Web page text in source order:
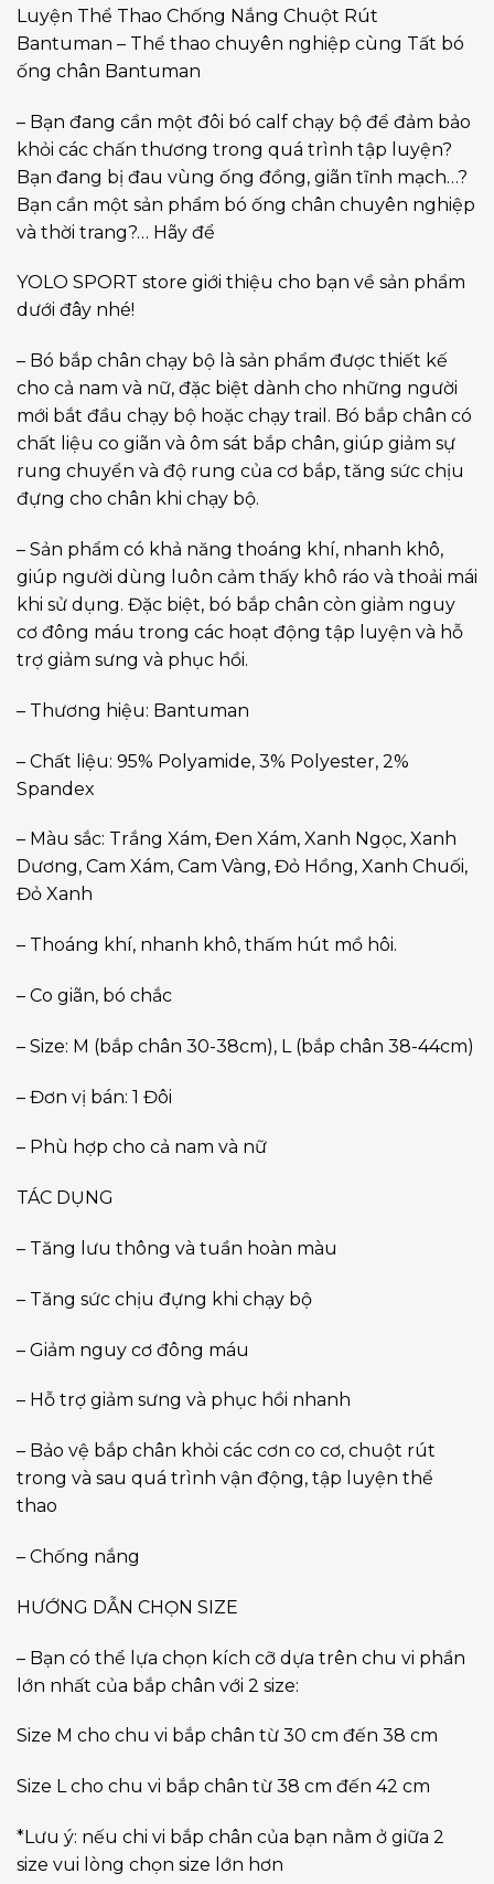
Luyện Thể Thao Chống Nắng Chuột Rút
Bantuman – Thể thao chuyên nghiệp cùng Tất bó
ống chân Bantuman
– Bạn đang cần một đôi bó calf chạy bộ để đảm bảo
khỏi các chấn thương trong quá trình tập luyện?
Bạn đang bị đau vùng ống đồng, giãn tĩnh mạch…?
Bạn cần một sản phẩm bó ống chân chuyên nghiệp
và thời trang?… Hãy để
YOLO SPORT store giới thiệu cho bạn về sản phẩm
dưới đây nhé!
– Bó bắp chân chạy bộ là sản phẩm được thiết kế
cho cả nam và nữ, đặc biệt dành cho những người
mới bắt đầu chạy bộ hoặc chạy trail. Bó bắp chân có
chất liệu co giãn và ôm sát bắp chân, giúp giảm sự
rung chuyển và độ rung của cơ bắp, tăng sức chịu
đựng cho chân khi chạy bộ.
– Sản phẩm có khả năng thoáng khí, nhanh khô,
giúp người dùng luôn cảm thấy khô ráo và thoải mái
khi sử dụng. Đặc biệt, bó bắp chân còn giảm nguy
cơ đông máu trong các hoạt động tập luyện và hỗ
trợ giảm sưng và phục hồi.
– Thương hiệu: Bantuman
– Chất liệu: 95% Polyamide, 3% Polyester, 2%
Spandex
– Màu sắc: Trắng Xám, Đen Xám, Xanh Ngọc, Xanh
Dương, Cam Xám, Cam Vàng, Đỏ Hồng, Xanh Chuối,
Đỏ Xanh
– Thoáng khí, nhanh khô, thấm hút mồ hôi.
– Co giãn, bó chắc
– Size: M (bắp chân 30-38cm), L (bắp chân 38-44cm)
– Đơn vị bán: 1 Đôi
– Phù hợp cho cả nam và nữ
TÁC DỤNG
– Tăng lưu thông và tuần hoàn màu
– Tăng sức chịu đựng khi chạy bộ
– Giảm nguy cơ đông máu
– Hỗ trợ giảm sưng và phục hồi nhanh
– Bảo vệ bắp chân khỏi các cơn co cơ, chuột rút
trong và sau quá trình vận động, tập luyện thể
thao
– Chống nắng
HƯỚNG DẪN CHỌN SIZE
– Bạn có thể lựa chọn kích cỡ dựa trên chu vi phần
lớn nhất của bắp chân với 2 size:
Size M cho chu vi bắp chân từ 30 cm đến 38 cm
Size L cho chu vi bắp chân từ 38 cm đến 42 cm
*Lưu ý: nếu chi vi bắp chân của bạn nằm ở giữa 2
size vui lòng chọn size lớn hơn